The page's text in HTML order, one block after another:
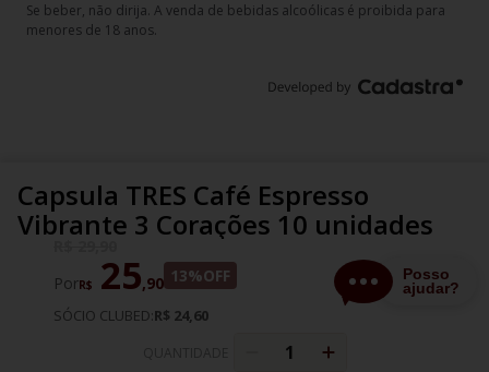
Capsula TRES Café Espresso
Vibrante 3 Corações 10 unidades
PorR$ 25,90 13%OFF
SÓCIO CLUBED:R$ 24,60
Se beber, não dirija. A venda de bebidas alcoólicas é proibida para
menores de 18 anos.